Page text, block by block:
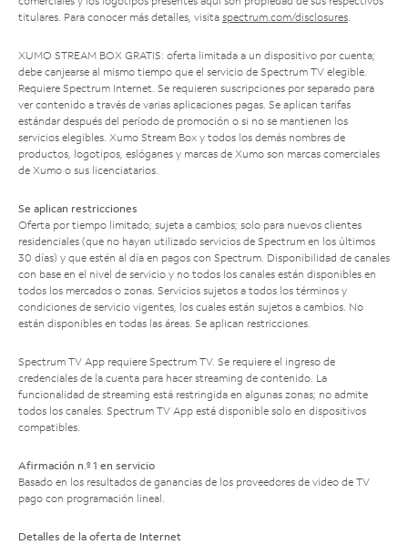
titulares. Para conocer más detalles, visita spectrum.com/disclosures.
XUMO STREAM BOX GRATIS: oferta limitada a un dispositivo por cuenta;
debe canjearse al mismo tiempo que el servicio de Spectrum TV elegible.
Requiere Spectrum Internet. Se requieren suscripciones por separado para
ver contenido a través de varias aplicaciones pagas. Se aplican tarifas
estándar después del período de promoción o si no se mantienen los
servicios elegibles. Xumo Stream Box y todos los demás nombres de
productos, logotipos, eslóganes y marcas de Xumo son marcas comerciales
de Xumo o sus licenciatarios.
Se aplican restricciones
Oferta por tiempo limitado; sujeta a cambios; solo para nuevos clientes
residenciales (que no hayan utilizado servicios de Spectrum en los últimos
30 días) y que estén al día en pagos con Spectrum. Disponibilidad de canales
con base en el nivel de servicio y no todos los canales están disponibles en
todos los mercados o zonas. Servicios sujetos a todos los términos y
condiciones de servicio vigentes, los cuales están sujetos a cambios. No
están disponibles en todas las áreas. Se aplican restricciones.
Spectrum TV App requiere Spectrum TV. Se requiere el ingreso de
credenciales de la cuenta para hacer streaming de contenido. La
funcionalidad de streaming está restringida en algunas zonas; no admite
todos los canales. Spectrum TV App está disponible solo en dispositivos
compatibles.
Afirmación n.º 1 en servicio
Basado en los resultados de ganancias de los proveedores de video de TV
pago con programación lineal.
Detalles de la oferta de Internet